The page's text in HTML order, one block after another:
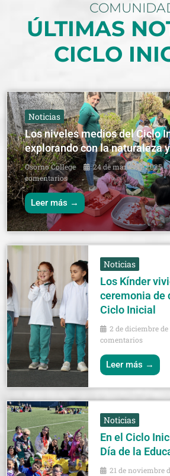
ÚLTIMAS
CICLO
Noticias
Los niveles medios del Ciclo
explorando con la naturaleza
Osorno College 24 de marzo de 2025
comentarios
Leer más →
Noticias
Los Kínder
ceremonia de
Ciclo Inicial
2 de diciembre de
comentarios
Leer más →
Noticias
En el Ciclo
Día de la
21 de noviembre